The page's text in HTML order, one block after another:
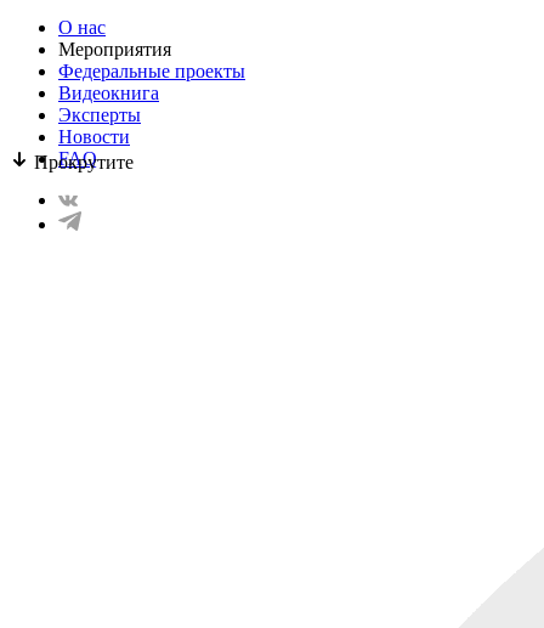
Прокрутите
О нас
Mероприятия
Федеральные проекты
Видеокнига
Эксперты
Новости
FAQ